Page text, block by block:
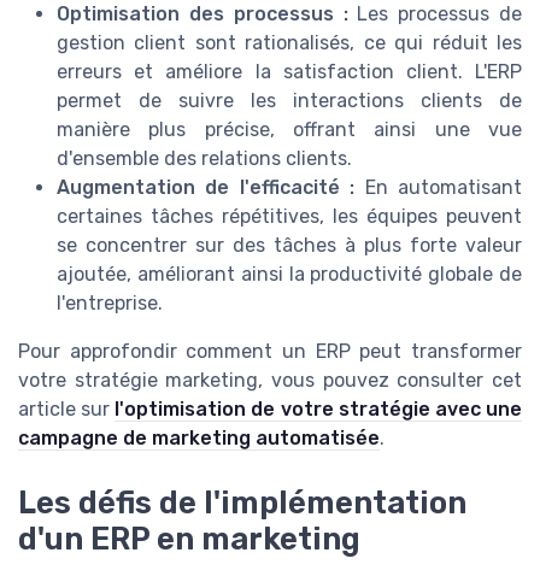
Optimisation des processus :Les processus de
gestion client sont rationalisés, ce qui réduit les
erreurs et améliore la satisfaction client. L'ERP
permet de suivre les interactions clients de
manière plus précise, offrant ainsi une vue
d'ensemble des relations clients.
Augmentation de l'efficacité : En automatisant
certaines tâches répétitives, les équipes peuvent
se concentrer sur des tâches à plus forte valeur
ajoutée, améliorant ainsi la productivité globale de
l'entreprise.
Pour approfondir comment un ERP peut transformer
votre stratégie marketing, vous pouvez consulter cet
article sur l'optimisation de votre stratégie avec une
campagne de marketing automatisée.
Les défis de l'implémentation
d'un ERP en marketing